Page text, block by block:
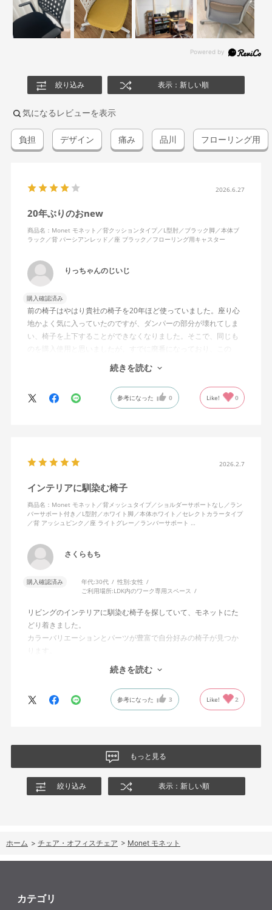
絞り込み 表示：新しい順
気になるレビューを表示
負担 デザイン 痛み 品川 フローリング用
2026.6.27
20年ぶりのおnew
商品名：Monet モネット／背クッションタイプ／L型肘／ブラック脚／本体ブ
ラック／背 パーシアンレッド／座 ブラック／フローリング用キャスター
りっちゃんのじいじ
購入確認済み
前の椅子はやはり貴社の椅子を20年ほど使っていました。座り心
地かよく気に入っていたのですが、ダンパーの部分が壊れてしま
い、椅子を上下することができなくなりました。そこで、同じも
のを購入使用と思いましたが、すでに廃番になっており、この
MonEtを購入しました。やや固めの椅子ですが、使っているうち
になじんでくるのではと思っています。フローリング床で使って
いますが、ややキャスターがよく動きすぎるのが難点でしょう
か。
続きを読む
参考になった 0 Like! 0
2026.2.7
インテリアに馴染む椅子
商品名：Monet モネット／背メッシュタイプ／ショルダーサポートなし／ラン
バーサポート付き／L型肘／ホワイト脚／本体ホワイト／セレクトカラータイプ
／背 アッシュピンク／座 ライトグレー／ランバーサポート …
さくらもち
購入確認済み 年代:30代 性別:女性
ご利用場所:LDK内のワーク専用スペース
リビングのインテリアに馴染む椅子を探していて、モネットにた
どり着きました。
カラーバリエーションとパーツが豊富で自分好みの椅子が見つか
オフィスチェアにしては比較的コンパクトで家に置くのに最適で
した、座り心地も良く大変気に入っています。
今回どうしても欲しい色の組み合わせがあったので固定肘の物を
購入しましたが、欲を言えば稼働肘バージョンもバイカラーなど
続きを読む
参考になった 3 Like! 2
もっと見る
絞り込み 表示：新しい順
ホーム > チェア・オフィスチェア > Monet モネット
カテゴリ